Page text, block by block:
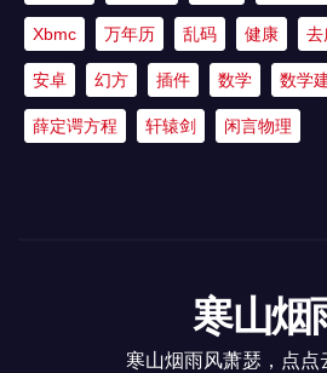
Xbmc 万年历 乱码 健康 去
安卓 幻方 插件 数学 数学
薛定谔方程 轩辕剑 闲言物理
寒山烟
寒山烟雨风萧瑟，点点